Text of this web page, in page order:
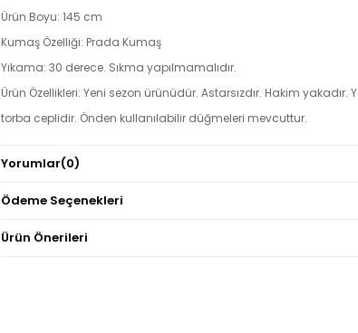
Ürün Boyu: 145 cm
Kumaş Özelliği: Prada Kumaş
Yıkama: 30 derece. Sıkma yapılmamalıdır.
Ürün Özellikleri: Yeni sezon ürünüdür. Astarsızdır. Hakim yakadır.
torba ceplidir. Önden kullanılabilir düğmeleri mevcuttur.
olabilir.
Yorumlar(0)
Ödeme Seçenekleri
Ürün Önerileri